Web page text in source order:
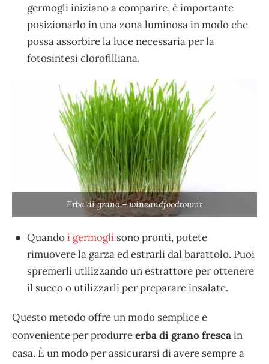
germogli iniziano a comparire, è importante
posizionarlo in una zona luminosa in modo che
possa assorbire la luce necessaria per la
fotosintesi clorofilliana.
Erba di grano – wineandfoodtour.it
Quandoi germogli sono pronti, potete
rimuovere la garza ed estrarli dal barattolo. Puoi
spremerli utilizzando un estrattore per ottenere
il succo o utilizzarli per preparare insalate.
Questo metodo offre un modo semplice e
conveniente per produrreerba di grano frescain
casa. È un modo per assicurarsi di avere sempre a